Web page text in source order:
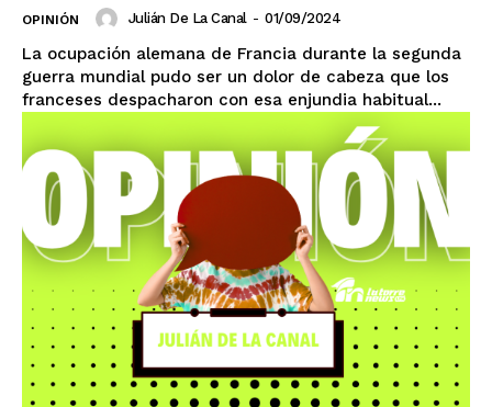
Estados
Aguascalientes Baja California
Baja California Sur Campeche
Chiapas
Chihuahua
Ciudad de México Coahuila
Colima Durango
Estado de México
Guanajuato
Guerrero Hidalgo
Jalisco
Zacatecas Yucatán Veracruz
Tlaxcala Tamaulipas Tabasco
Sonora
Sinaloa
San Luis Potosí Quintana Roo
Querétaro Puebla
Nuevo León
Nayarit
Morelos
OPINIÓN Julián De La Canal - 01/09/2024
La ocupación alemana de Francia durante la segunda
guerra mundial pudo ser un dolor de cabeza que los
franceses despacharon con esa enjundia habitual...